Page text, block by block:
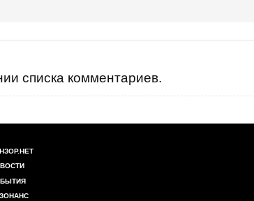
списка комментариев.